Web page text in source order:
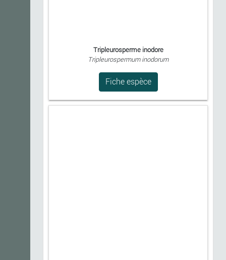
Tripleurosperme inodore
Tripleurospermum inodorum
Fiche espèce